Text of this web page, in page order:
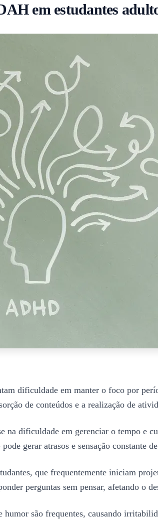
em estudantes
dificuldade em manter o foco por
de conteúdos e a realização de
na dificuldade em gerenciar o tempo e
gerar atrasos e sensação constante
que frequentemente iniciam
perguntas sem pensar, afetando o
são frequentes, causando